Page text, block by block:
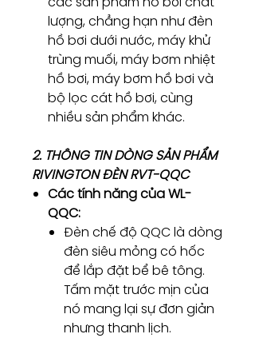
lượng, chẳng hạn như đèn
hồ bơi dưới nước, máy khử
trùng muối, máy bơm nhiệt
hồ bơi, máy bơm hồ bơi và
bộ lọc cát hồ bơi, cùng
nhiều sản phẩm khác.
2. THÔNG TIN DÒNG SẢN PHẨM
RIVINGTON ĐÈN RVT-QQC
Các tính năng của WL-
QQC:
Đèn chế độ QQC là dòng
đèn siêu mỏng có hốc
để lắp đặt bể bê tông.
Tấm mặt trước mịn của
nó mang lại sự đơn giản
nhưng thanh lịch.